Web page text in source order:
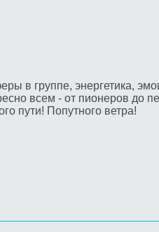
в группе, энергетика,
всем - от пионеров до
пути! Попутного ветра!